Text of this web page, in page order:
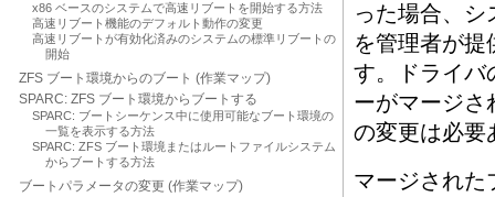
x86 ベースのシステムで高速リブートを開始する方法
高速リブート機能のデフォルト動作の変更
高速リブートが有効化済みのシステムの標準リブートの
開始
ZFS ブート環境からのブート (作業マップ)
SPARC: ZFS ブート環境からブートする
SPARC: ブートシーケンス中に使用可能なブート環境の
一覧を表示する方法
SPARC: ZFS ブート環境またはルートファイルシステム
からブートする方法
ブートパラメータの変更 (作業マップ)
った場合、
を管理者が
す。ドライバ
ーがマージさ
の変更は必要
マージされ